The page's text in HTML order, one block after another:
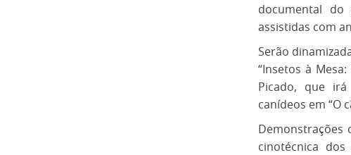
documental do
assistidas com
Serão
“Insetos à
Picado, que
canídeos em “O
Demonstrações
cinotécnica